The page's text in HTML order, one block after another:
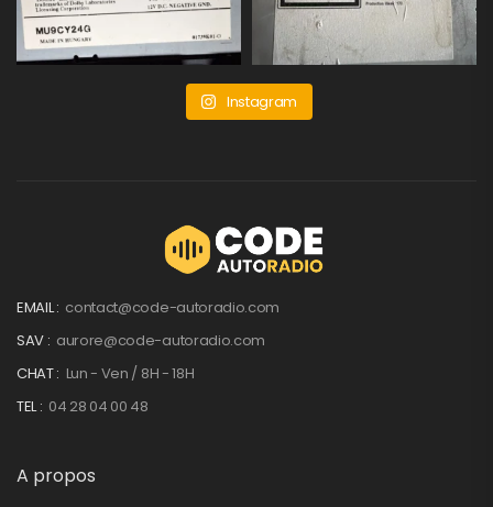
Instagram
EMAIL : contact@code-autoradio.com
SAV : aurore@code-autoradio.com
CHAT : Lun - Ven / 8H - 18H
TEL : 04 28 04 00 48
A propos